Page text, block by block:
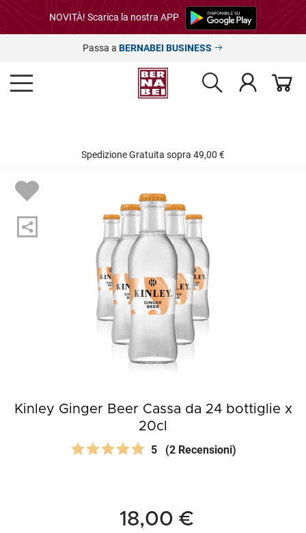
NOVITÀ! Scarica la nostra APP
Passa a BERNABEI BUSINESS
Spedizione Gratuita sopra 49,00 €
Kinley Ginger Beer Cassa da 24 bottiglie x
20cl
5 (2 Recensioni)
18,00 €